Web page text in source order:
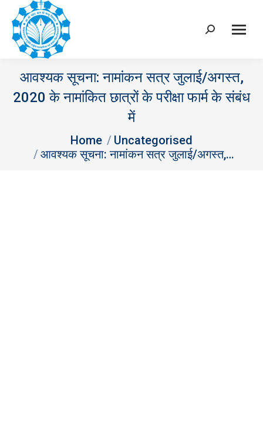
Search:
आवश्‍यक सूचना: नामांकन सत्र जुलाई/अगस्‍त,
2020 के नामांकित छात्रों के परीक्षा फार्म के संबंध
में
Home
Uncategorised
आवश्‍यक सूचना: नामांकन सत्र जुलाई/अगस्‍त,…